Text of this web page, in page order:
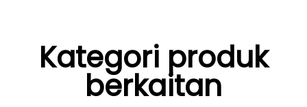
Kategori produk
berkaitan